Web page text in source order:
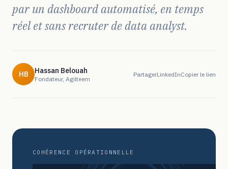
par un dashboard automatisé, en temps
réel et sans recruter de data analyst.
HB Hassan Belouah
Fondateur, Agilteem
PartagerLinkedInCopier le lien
COHÉRENCE OPÉRATIONNELLE